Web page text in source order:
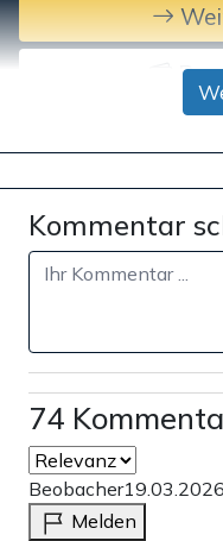
Kommentar
74
Beobacher
Melden